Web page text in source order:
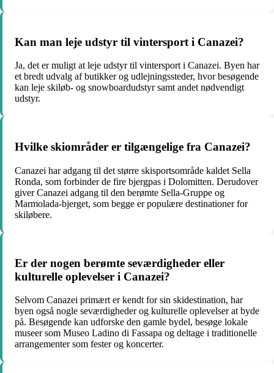
Kan man leje udstyr til vintersport i Canazei?
Ja, det er muligt at leje udstyr til vintersport i Canazei. Byen har
et bredt udvalg af butikker og udlejningssteder, hvor besøgende
kan leje skiløb- og snowboardudstyr samt andet nødvendigt
udstyr.
Hvilke skiområder er tilgængelige fra Canazei?
Canazei har adgang til det større skisportsområde kaldet Sella
Ronda, som forbinder de fire bjergpas i Dolomitten. Derudover
giver Canazei adgang til den berømte Sella-Gruppe og
Marmolada-bjerget, som begge er populære destinationer for
skiløbere.
Er der nogen berømte seværdigheder eller
kulturelle oplevelser i Canazei?
Selvom Canazei primært er kendt for sin skidestination, har
byen også nogle seværdigheder og kulturelle oplevelser at byde
på. Besøgende kan udforske den gamle bydel, besøge lokale
museer som Museo Ladino di Fassapa og deltage i traditionelle
arrangementer som fester og koncerter.